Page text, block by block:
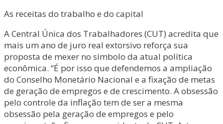
As receitas do trabalho e do capital
A Central Única dos Trabalhadores (CUT) acredita que
mais um ano de juro real extorsivo reforça sua
proposta de mexer no símbolo da atual política
econômica. “É por isso que defendemos a ampliação
do Conselho Monetário Nacional e a fixação de metas
de geração de empregos e de crescimento. A obsessão
pelo controle da inflação tem de ser a mesma
obsessão pela geração de empregos e pelo